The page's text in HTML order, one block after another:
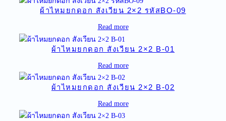
ผ้าไหมยกดอก สังเวียน 2×2 รหัสBO-09
Read more
ผ้าไหมยกดอก สังเวียน 2×2 B-01
Read more
ผ้าไหมยกดอก สังเวียน 2×2 B-02
Read more